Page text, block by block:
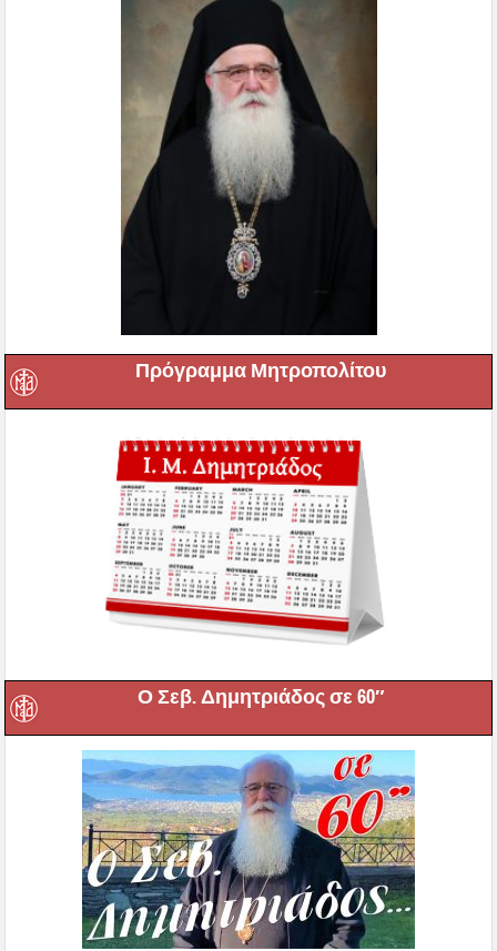
Πρόγραμμα Μητροπολίτου
Ο Σεβ. Δημητριάδος σε 60″